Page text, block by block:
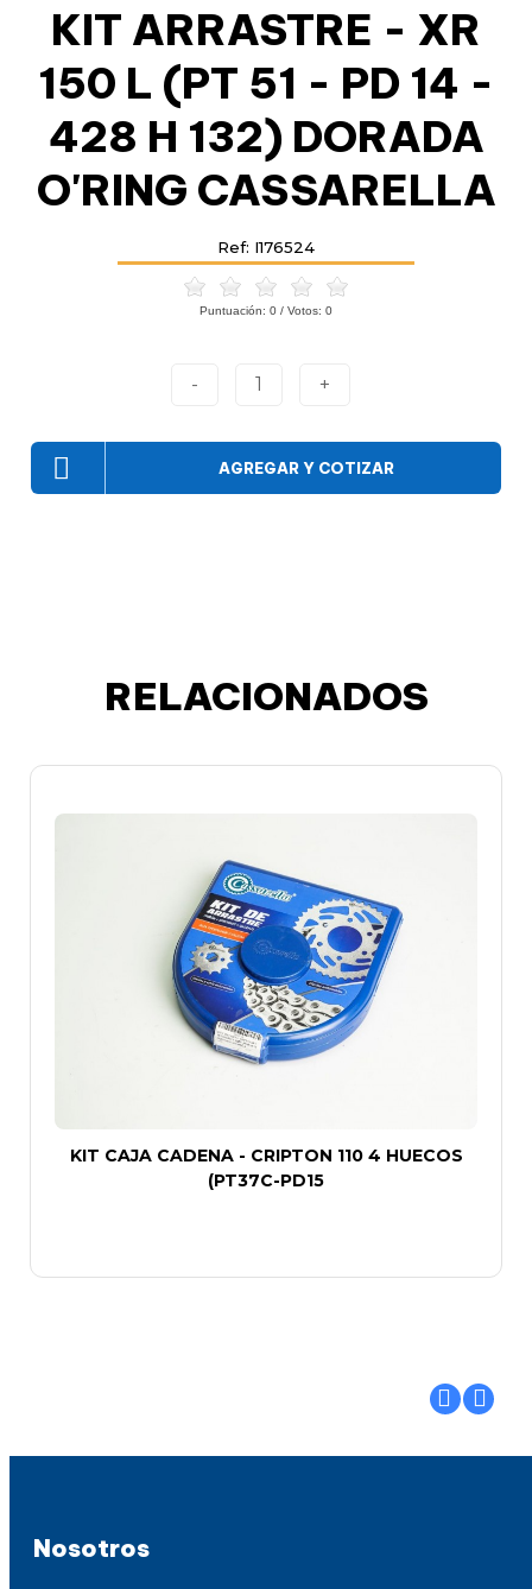
KIT ARRASTRE - XR
150 L (PT 51 - PD 14 -
428 H 132) DORADA
O'RING CASSARELLA
Ref: I176524
Puntuación: 0 / Votos: 0
- 1 +
AGREGAR Y COTIZAR
RELACIONADOS
KIT CAJA CADENA - CRIPTON 110 4 HUECOS
(PT37C-PD15
Nosotros